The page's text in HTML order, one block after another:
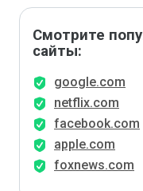
Смотрите
сайты:
google.com
netflix.com
facebook.com
apple.com
foxnews.com